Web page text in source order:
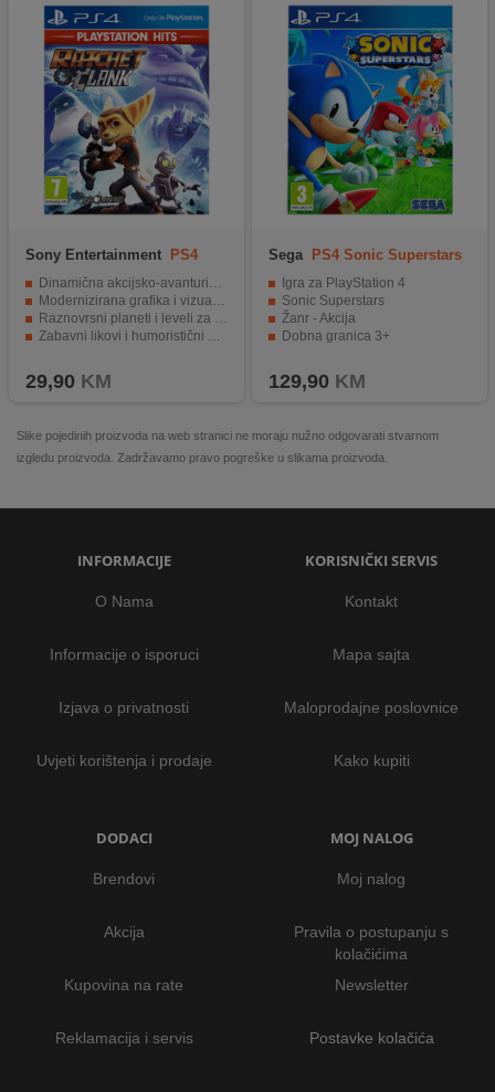
Sony Entertainment
PS4
Ratchet & Clank - PS Hits
Dinamična akcijsko-avanturistička priča
Modernizirana grafika i vizualna prezentacija
Raznovrsni planeti i leveli za istraživanje
Zabavni likovi i humoristični elementi
29,90 KM
Sega
PS4 Sonic Superstars
Igra za PlayStation 4
Sonic Superstars
Žanr - Akcija
Dobna granica 3+
129,90 KM
Slike pojedinih proizvoda na web stranici ne moraju nužno odgovarati stvarnom
izgledu proizvoda. Zadržavamo pravo pogreške u slikama proizvoda.
INFORMACIJE
O Nama
Informacije o isporuci
Izjava o privatnosti
Uvjeti korištenja i prodaje
KORISNIČKI SERVIS
Kontakt
Mapa sajta
Maloprodajne poslovnice
Kako kupiti
DODACI
Brendovi
Akcija
Kupovina na rate
Reklamacija i servis
MOJ NALOG
Moj nalog
Pravila o postupanju s
kolačićima
Newsletter
Postavke kolačića